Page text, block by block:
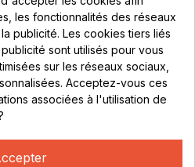
Brignais
au vendredi :
8h - 16h
sur Rendez-vous
37 00 68
les fonctionnalités des réseaux
publicité. Les cookies tiers liés
sont utilisés pour vous
sur les réseaux sociaux,
Acceptez-vous ces
associées à l'utilisation de